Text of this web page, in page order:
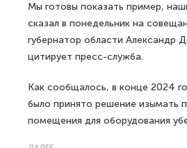
Мы готовы показать пример,
сказал в понедельник на
губернатор области Александр
цитирует пресс-служба.
Как сообщалось, в конце 2024
было принято решение изымать
помещения для оборудования